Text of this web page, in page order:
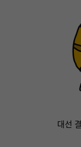
대선